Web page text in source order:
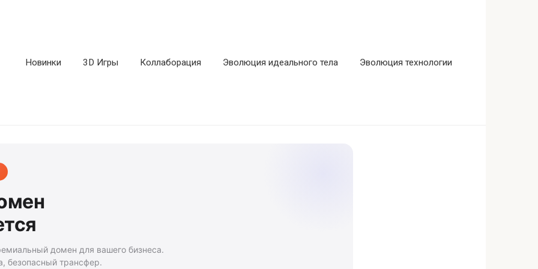
Новинки 3D Игры Коллаборация Эволюция идеального тела Эволюция технологии
домен для вашего бизнеса.
безопасный трансфер.